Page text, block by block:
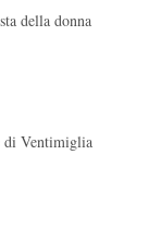
della donna
di Ventimiglia